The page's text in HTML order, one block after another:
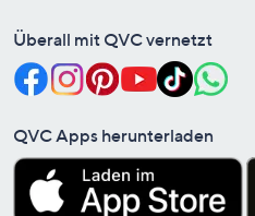
Überall mit QVC vernetzt
QVC Apps herunterladen